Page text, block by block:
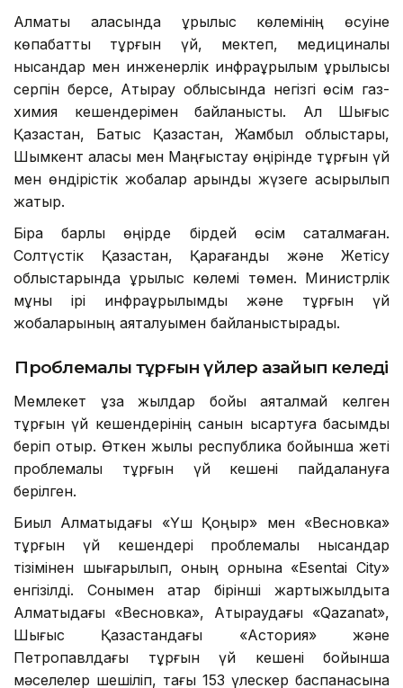
Алматы қаласында құрылыс көлемінің өсуіне
көпқабатты тұрғын үй, мектеп, медициналық
нысандар мен инженерлік инфрақұрылым құрылысы
серпін берсе, Атырау облысында негізгі өсім газ-
химия кешендерімен байланысты. Ал Шығыс
Қазақстан, Батыс Қазақстан, Жамбыл облыстары,
Шымкент қаласы мен Маңғыстау өңірінде тұрғын үй
мен өндірістік жобалар қарқынды жүзеге асырылып
жатыр.
Бірақ барлық өңірде бірдей өсім сақталмаған.
Солтүстік Қазақстан, Қарағанды және Жетісу
облыстарында құрылыс көлемі төмен. Министрлік
мұны ірі инфрақұрылымдық және тұрғын үй
жобаларының аяқталуымен байланыстырады.
Проблемалы тұрғын үйлер азайып келеді
Мемлекет ұзақ жылдар бойы аяқталмай келген
тұрғын үй кешендерінің санын қысқартуға басымдық
беріп отыр. Өткен жылы республика бойынша жеті
проблемалы тұрғын үй кешені пайдалануға
берілген.
Биыл Алматыдағы «Үш Қоңыр» мен «Весновка»
тұрғын үй кешендері проблемалы нысандар
тізімінен шығарылып, оның орнына «Esentai City»
енгізілді. Сонымен қатар бірінші жартыжылдықта
Алматыдағы «Весновка», Атыраудағы «Qazanat»,
Шығыс Қазақстандағы «Астория» және
Петропавлдағы тұрғын үй кешені бойынша
мәселелер шешіліп, тағы 153 үлескер баспанасына